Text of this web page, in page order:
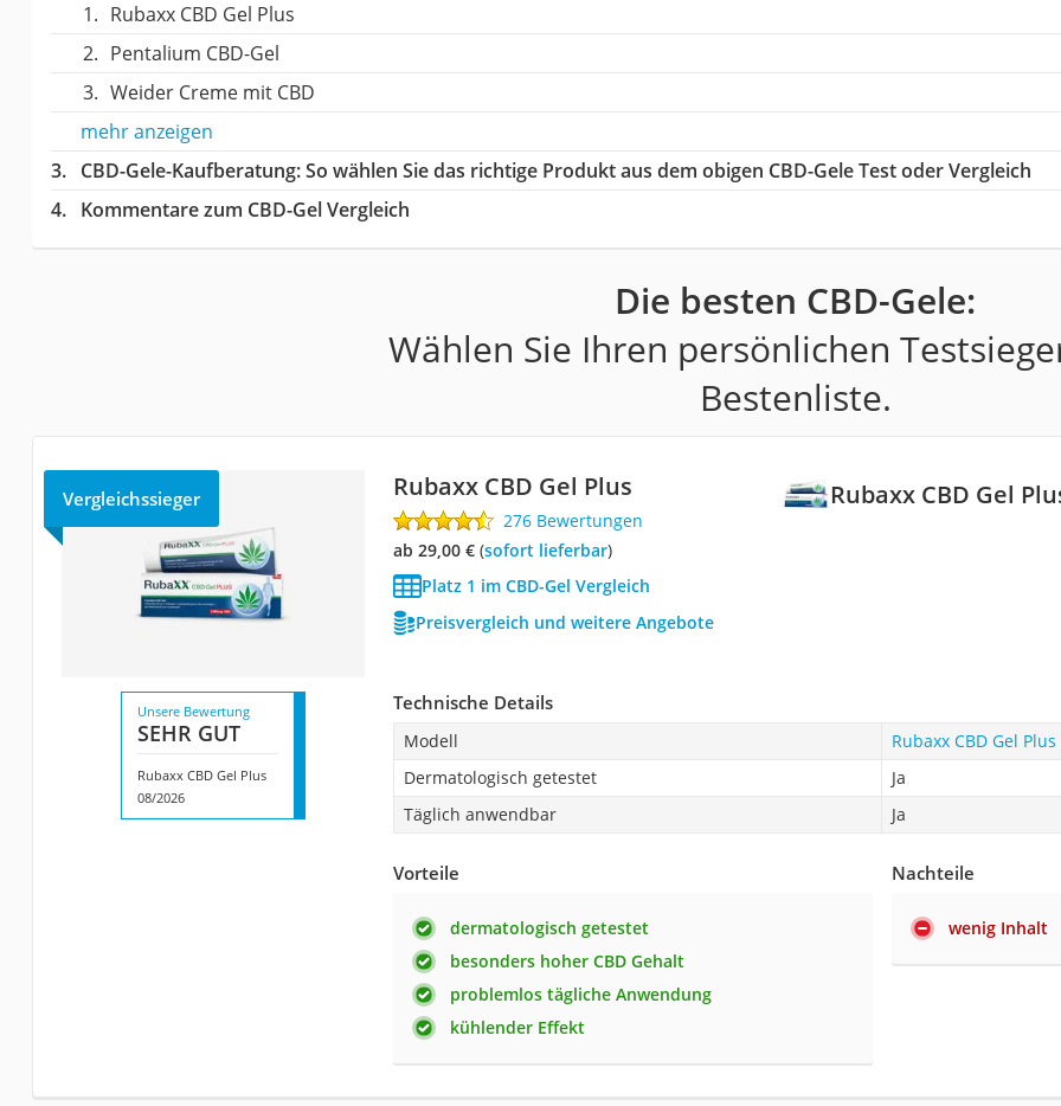
Rubaxx CBD Gel Plus
Pentalium CBD-Gel
Weider Creme mit CBD
mehr anzeigen
CBD-Gele-Kaufberatung: So wählen Sie das richtige Produkt aus dem obigen CBD-Gele Test oder Vergleich
Kommentare zum CBD-Gel Vergleich
Die besten CBD-Gele:
Wählen Sie Ihren persönlichen
Bestenliste.
Rubaxx CBD Gel
Vergleichssieger Rubaxx CBD Gel Plus
276 Bewertungen
ab 29,00 €( Sofort lieferbar)
Platz 1 im CBD-Gel Vergleich
Preisvergleich und weitere Angebote
Unsere Bewertung
SEHR GUT
Rubaxx CBD Gel Plus
08/2026
Technische Details
Modell
Rubaxx CBD Gel Plus
Dermatologisch getestet
Ja
Täglich anwendbar
Ja
Vorteile
dermatologisch getestet
besonders hoher CBD Gehalt
problemlos tägliche Anwendung
kühlender Effekt
Nachteile
wenig Inhalt